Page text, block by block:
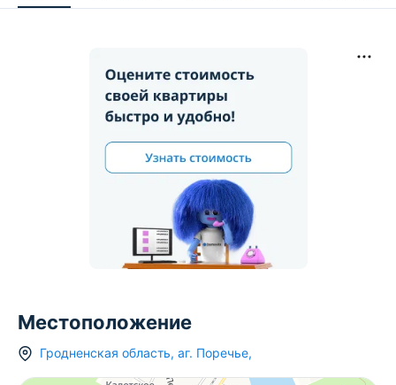
Местоположение
Гродненская область, аг. Поречье,